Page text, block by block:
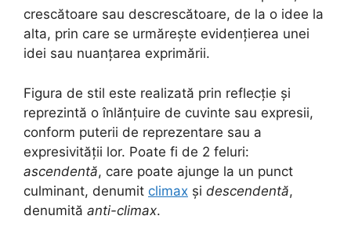
crescătoare sau descrescătoare, de la o idee la
alta, prin care se urmărește evidențierea unei
idei sau nuanțarea exprimării.
Figura de stil este realizată prin reflecție și
reprezintă o înlănțuire de cuvinte sau expresii,
conform puterii de reprezentare sau a
expresivității lor. Poate fi de 2 feluri:
ascendentă, care poate ajunge la un punct
culminant, denumit climax și descendentă,
denumită anti-climax.